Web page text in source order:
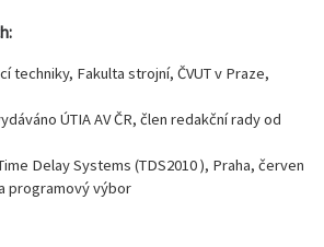
techniky, Fakulta strojní, ČVUT v Praze,
ÚTIA AV ČR, člen redakční rady od
Delay Systems (TDS2010 ), Praha, červen
programový výbor